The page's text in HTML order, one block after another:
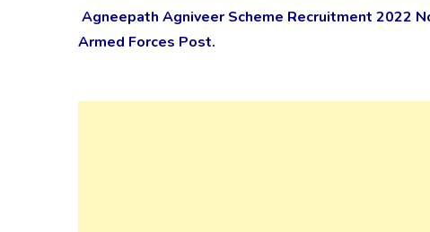
Agneepath Agniveer Scheme Recruitment 2022
Armed Forces Post.